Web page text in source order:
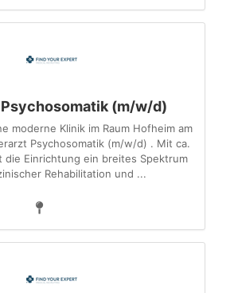
(m/w/d)
moderne Klinik im Raum Hofheim am
Psychosomatik (m/w/d) . Mit ca.
die Einrichtung ein breites Spektrum
Rehabilitation und ...